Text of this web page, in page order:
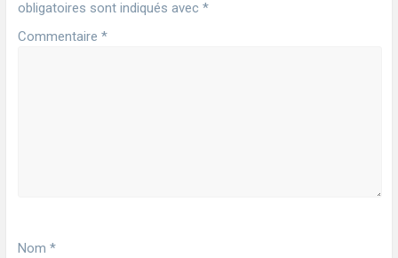
obligatoires sont indiqués avec *
Commentaire *
Nom *